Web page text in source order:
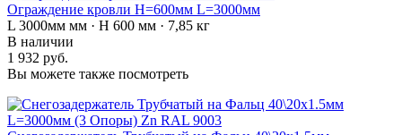
Ограждение кровли H=600мм L=3000мм
L 3000мм мм · H 600 мм · 7,85 кг
В наличии
1 932 руб.
Вы можете также посмотреть